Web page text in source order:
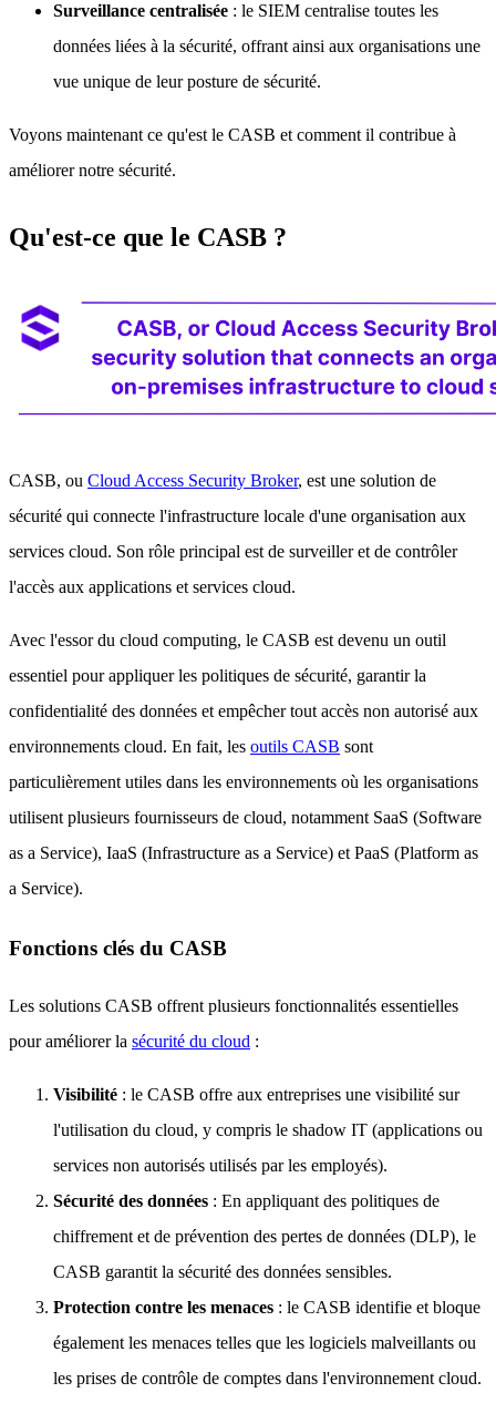
Surveillance centralisée : le SIEM centralise toutes les
données liées à la sécurité, offrant ainsi aux organisations une
vue unique de leur posture de sécurité.
Voyons maintenant ce qu'est le CASB et comment il contribue à
améliorer notre sécurité.
Qu'est-ce que le CASB ?
CASB, ou Cloud Access Security Broker, est une solution de
sécurité qui connecte l'infrastructure locale d'une organisation aux
services cloud. Son rôle principal est de surveiller et de contrôler
l'accès aux applications et services cloud.
Avec l'essor du cloud computing, le CASB est devenu un outil
essentiel pour appliquer les politiques de sécurité, garantir la
confidentialité des données et empêcher tout accès non autorisé aux
environnements cloud. En fait, les outils CASB sont
particulièrement utiles dans les environnements où les organisations
utilisent plusieurs fournisseurs de cloud, notamment SaaS (Software
as a Service), IaaS (Infrastructure as a Service) et PaaS (Platform as
a Service).
Fonctions clés du CASB
Les solutions CASB offrent plusieurs fonctionnalités essentielles
pour améliorer la sécurité du cloud :
Visibilité : le CASB offre aux entreprises une visibilité sur
l'utilisation du cloud, y compris le shadow IT (applications ou
services non autorisés utilisés par les employés).
Sécurité des données : En appliquant des politiques de
chiffrement et de prévention des pertes de données (DLP), le
CASB garantit la sécurité des données sensibles.
Protection contre les menaces : le CASB identifie et bloque
également les menaces telles que les logiciels malveillants ou
les prises de contrôle de comptes dans l'environnement cloud.